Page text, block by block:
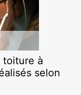
toiture à
selon